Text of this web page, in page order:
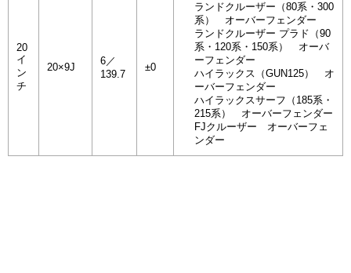
20
イ
ン
チ
20×9J
6／
139.7
±0
ランドクルーザー（80系・300
系） オーバーフェンダー
ランドクルーザー プラド（90
系・120系・150系） オーバ
ーフェンダー
ハイラックス（GUN125） オ
ーバーフェンダー
ハイラックスサーフ（185系・
215系） オーバーフェンダー
FJクルーザー オーバーフェ
ンダー